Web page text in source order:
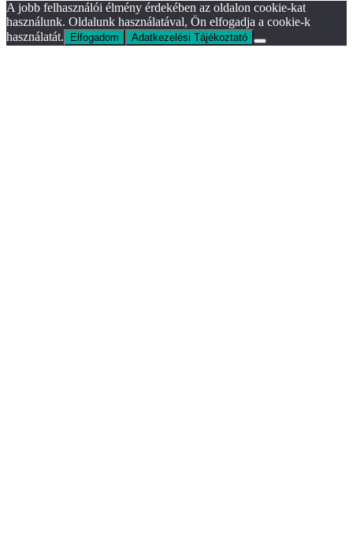
A jobb felhasználói élmény érdekében az oldalon cookie-kat
használunk. Oldalunk használatával, Ön elfogadja a cookie-k
használatát.
Elfogadom Adatkezelési Tájékoztató